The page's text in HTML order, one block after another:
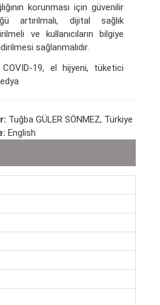
korunması için güvenilir
artırılmalı, dijital sağlık
ve kullanıcıların bilgiye
sağlanmalıdır.
COVID-19, el hijyeni, tüketici
Tuğba GÜLER SÖNMEZ, Türkiye
English